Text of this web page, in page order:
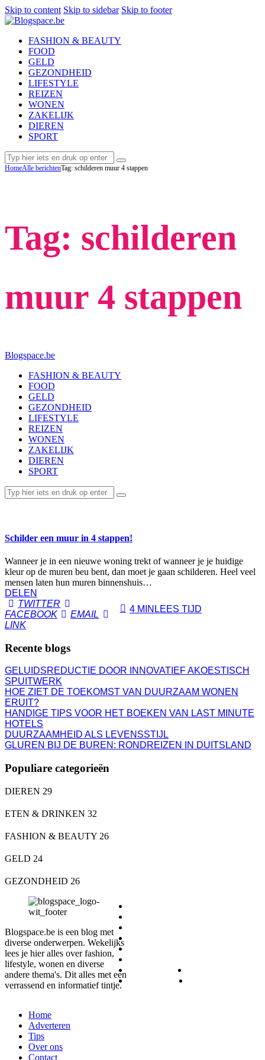
Skip to content Skip to sidebar Skip to footer
FASHION & BEAUTY
FOOD
GELD
GEZONDHEID
LIFESTYLE
REIZEN
WONEN
ZAKELIJK
DIEREN
SPORT
Tag: schilderen
muur 4 stappen
HomeAlle berichtenTag: schilderen muur 4 stappen
Blogspace.be
FASHION & BEAUTY
FOOD
GELD
GEZONDHEID
LIFESTYLE
REIZEN
WONEN
ZAKELIJK
DIEREN
SPORT
Schilder een muur in 4 stappen!
Wanneer je in een nieuwe woning trekt of wanneer je je huidige
kleur op de muren beu bent, dan moet je gaan schilderen. Heel veel
mensen laten hun muren binnenshuis…
DELEN
TWITTER
FACEBOOK
EMAIL
LINK
4 MIN LEES TIJD
Recente blogs
GELUIDSREDUCTIE DOOR INNOVATIEF AKOESTISCH
SPUITWERK
HOE ZIET DE TOEKOMST VAN DUURZAAM WONEN
ERUIT?
HANDIGE TIPS VOOR HET BOEKEN VAN LAST MINUTE
HOTELS
DUURZAAMHEID ALS LEVENSSTIJL
GLUREN BIJ DE BUREN: RONDREIZEN IN DUITSLAND
Populiare categorieën
DIEREN 29
ETEN & DRINKEN 32
FASHION & BEAUTY 26
GELD 24
GEZONDHEID 26
Blogspace.be is een blog met
diverse onderwerpen. Wekelijks
lees je hier alles over fashion,
lifestyle, wonen en diverse
andere thema's. Dit alles met een
verrassend en informatief tintje.
Home
Adverteren
Tips
Over ons
Contact